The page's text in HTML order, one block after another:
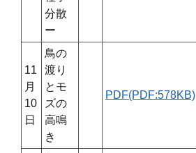
分散
ー
11
月
10
日
鳥の
渡り
とモ
ズの
高鳴
き
PDF(PDF:578KB)